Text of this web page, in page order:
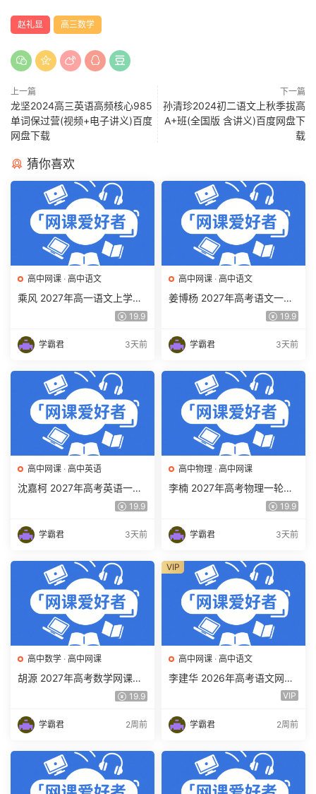
赵礼显 高三数学
上一篇
龙坚2024高三英语高频核心985
单词保过营(视频+电子讲义)百度
网盘下载
下一篇
孙清珍2024初二语文上秋季拔高
A+班(全国版 含讲义)百度网盘下
载
猜你喜欢
高中网课 · 高中语文
乘风 2027年高一语文上学期
网课教程 高一语文 暑假班视
19.9
学霸君 3天前
高中网课 · 高中语文
姜博杨 2027年高考语文一轮
复习网课教程 高三语文 上学
下载
19.9
学霸君 3天前
高中网课 · 高中英语
沈嘉柯 2027年高考英语一轮
复习网课教程 高三英语 上学
下载
19.9
学霸君 3天前
高中物理 · 高中网课
李楠 2027年高考物理一轮复
习网课教程 高三物理 上学期
载
19.9
学霸君 3天前
高中数学 · 高中网课
胡源 2027年高考数学网课教
程 高三数学 一轮复习暑假班
19.9
学霸君 2周前
高中网课 · 高中语文
李建华 2026年高考语文网课
教程 高三语文 a+二三轮复习
VIP
学霸君 2周前
VIP